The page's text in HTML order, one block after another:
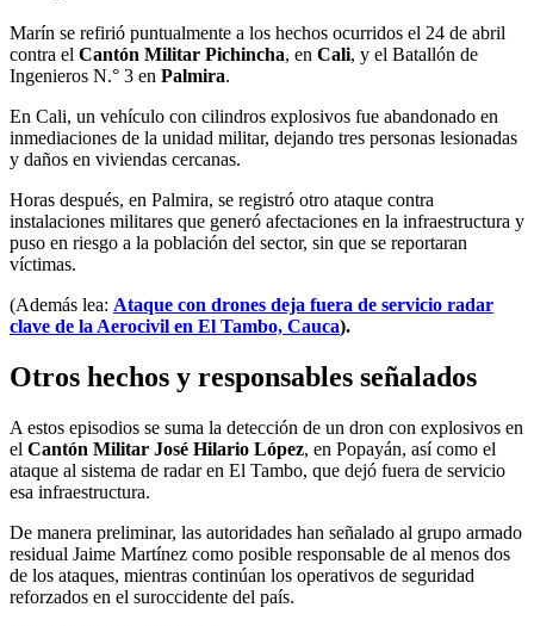
Marín se refirió puntualmente a los hechos ocurridos el 24 de abril
contra el Cantón Militar Pichincha, en Cali, y el Batallón de
Ingenieros N.° 3 en Palmira.
En Cali, un vehículo con cilindros explosivos fue abandonado en
inmediaciones de la unidad militar, dejando tres personas lesionadas
y daños en viviendas cercanas.
Horas después, en Palmira, se registró otro ataque contra
instalaciones militares que generó afectaciones en la infraestructura y
puso en riesgo a la población del sector, sin que se reportaran
víctimas.
(Además lea: Ataque con drones deja fuera de servicio radar
clave de la Aerocivil en El Tambo, Cauca).
Otros hechos y responsables señalados
A estos episodios se suma la detección de un dron con explosivos en
el Cantón Militar José Hilario López, en Popayán, así como el
ataque al sistema de radar en El Tambo, que dejó fuera de servicio
esa infraestructura.
De manera preliminar, las autoridades han señalado al grupo armado
residual Jaime Martínez como posible responsable de al menos dos
de los ataques, mientras continúan los operativos de seguridad
reforzados en el suroccidente del país.